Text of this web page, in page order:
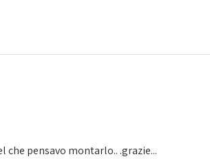
pensavo montarlo.. .grazie...